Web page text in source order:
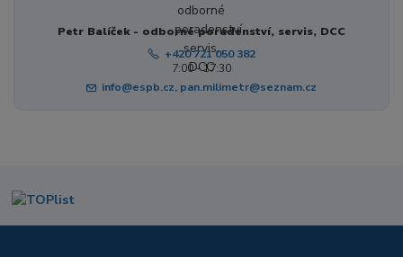
Petr Balíček - odborné poradenství, servis, DCC
+420 721 050 382
7:00 - 17:30
info@espb.cz, pan.milimetr@seznam.cz